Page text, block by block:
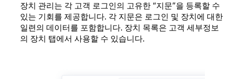
장치 관리는 각 고객 로그인의 고유한 “지문”을 등록할 수
있는 기회를 제공합니다. 각 지문은 로그인 및 장치에 대한
일련의 데이터를 포함합니다. 장치 목록은 고객 세부정보
의 장치 탭에서 사용할 수 있습니다.